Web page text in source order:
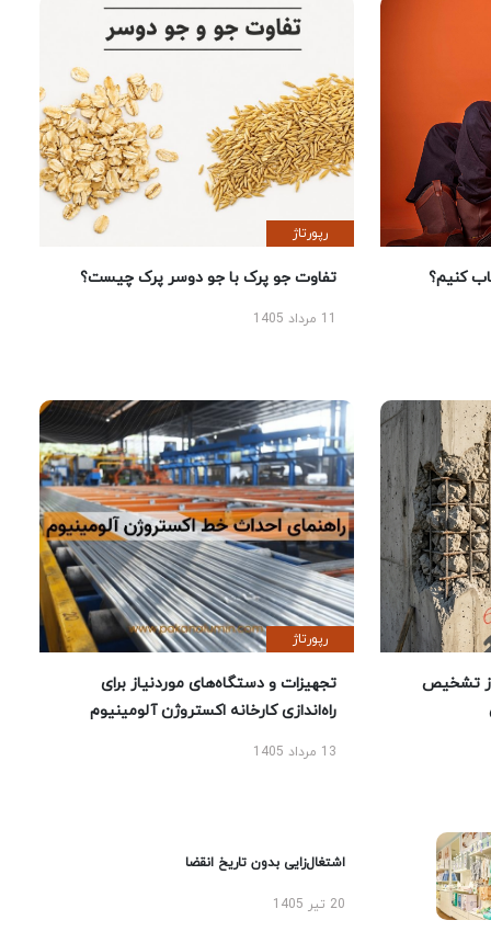
کنیم؟
رپورتاژ
تفاوت جو پرک با جو دوسر پرک چیست؟
تشخیص
رپورتاژ
تجهیزات و دستگاه‌های موردنیاز برای
راه‌اندازی کارخانه اکستروژن آلومینیوم
13 مرداد 1405
اشتغال‌زایی بدون تاریخ انقضا
20 تیر 1405